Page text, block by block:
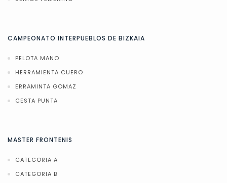
CAMPEONATO INTERPUEBLOS DE BIZKAIA
PELOTA MANO
HERRAMIENTA CUERO
ERRAMINTA GOMAZ
CESTA PUNTA
MASTER FRONTENIS
CATEGORIA A
CATEGORIA B